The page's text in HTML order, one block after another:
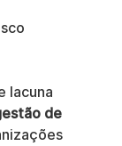
lacuna
de